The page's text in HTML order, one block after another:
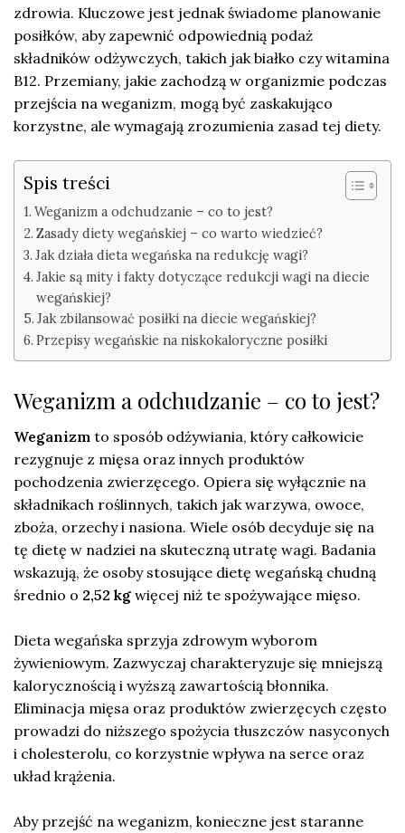
zdrowia. Kluczowe jest jednak świadome planowanie
posiłków, aby zapewnić odpowiednią podaż
składników odżywczych, takich jak białko czy witamina
B12. Przemiany, jakie zachodzą w organizmie podczas
przejścia na weganizm, mogą być zaskakująco
korzystne, ale wymagają zrozumienia zasad tej diety.
Spis treści
Weganizm a odchudzanie – co to jest?
Zasady diety wegańskiej – co warto wiedzieć?
Jak działa dieta wegańska na redukcję wagi?
Jakie są mity i fakty dotyczące redukcji wagi na diecie
wegańskiej?
Jak zbilansować posiłki na diecie wegańskiej?
Przepisy wegańskie na niskokaloryczne posiłki
Weganizm a odchudzanie – co to jest?
Weganizm to sposób odżywiania, który całkowicie
rezygnuje z mięsa oraz innych produktów
pochodzenia zwierzęcego. Opiera się wyłącznie na
składnikach roślinnych, takich jak warzywa, owoce,
zboża, orzechy i nasiona. Wiele osób decyduje się na
tę dietę w nadziei na skuteczną utratę wagi. Badania
wskazują, że osoby stosujące dietę wegańską chudną
średnio o 2,52 kg więcej niż te spożywające mięso.
Dieta wegańska sprzyja zdrowym wyborom
żywieniowym. Zazwyczaj charakteryzuje się mniejszą
kalorycznością i wyższą zawartością błonnika.
Eliminacja mięsa oraz produktów zwierzęcych często
prowadzi do niższego spożycia tłuszczów nasyconych
i cholesterolu, co korzystnie wpływa na serce oraz
układ krążenia.
Aby przejść na weganizm, konieczne jest staranne